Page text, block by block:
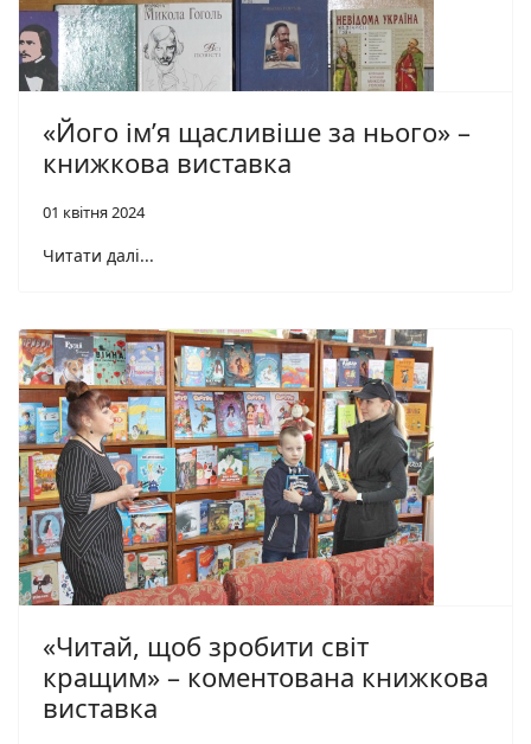
«Його ім’я щасливіше за нього» –
книжкова виставка
01 квітня 2024
Читати далі...
«Читай, щоб зробити світ
кращим» – коментована книжкова
виставка